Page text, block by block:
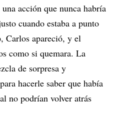
acción que nunca habría
cuando estaba a punto
Carlos apareció, y el
como si quemara. La
de sorpresa y
hacerle saber que había
no podrían volver atrás